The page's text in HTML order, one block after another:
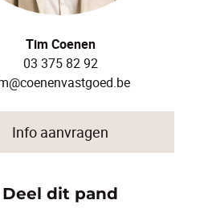
Tim Coenen
03 375 82 92
Info aanvragen
Deel dit pand